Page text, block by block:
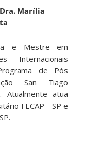
Marília
e Mestre em
Internacionais
de Pós
San Tiago
Atualmente atua
FECAP – SP e